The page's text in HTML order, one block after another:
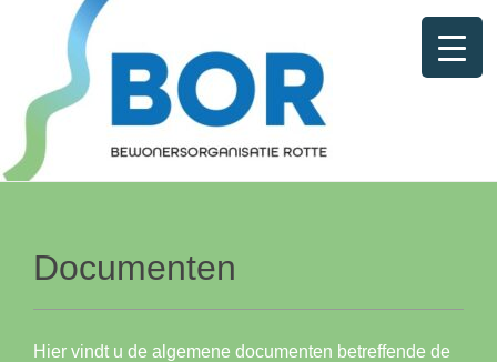
Documenten
Hier vindt u de algemene documenten betreffende de